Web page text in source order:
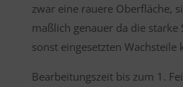
zwar eine rauere Oberfläche,
maßlich genauer da die starke
sonst eingesetzten Wachsteile
Bearbeitungszeit bis zum 1.